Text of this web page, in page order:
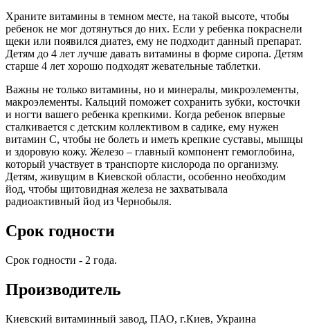
Храните витамины в темном месте, на такой высоте, чтобы
ребенок не мог дотянуться до них. Если у ребенка покраснели
щеки или появился диатез, ему не подходит данный препарат.
Детям до 4 лет лучше давать витамины в форме сиропа. Детям
старше 4 лет хорошо подходят жевательные таблетки.
Важны не только витамины, но и минералы, микроэлементы,
макроэлементы. Кальций поможет сохранить зубки, косточки
и ногти вашего ребенка крепкими. Когда ребенок впервые
сталкивается с детским коллективом в садике, ему нужен
витамин С, чтобы не болеть и иметь крепкие суставы, мышцы
и здоровую кожу. Железо – главный компонент гемоглобина,
который участвует в транспорте кислорода по организму.
Детям, живущим в Киевской области, особенно необходим
йод, чтобы щитовидная железа не захватывала
радиоактивный йод из Чернобыля.
Срок годности
Срок годности - 2 года.
Производитель
Киевский витаминный завод, ПАО, г.Киев, Украина